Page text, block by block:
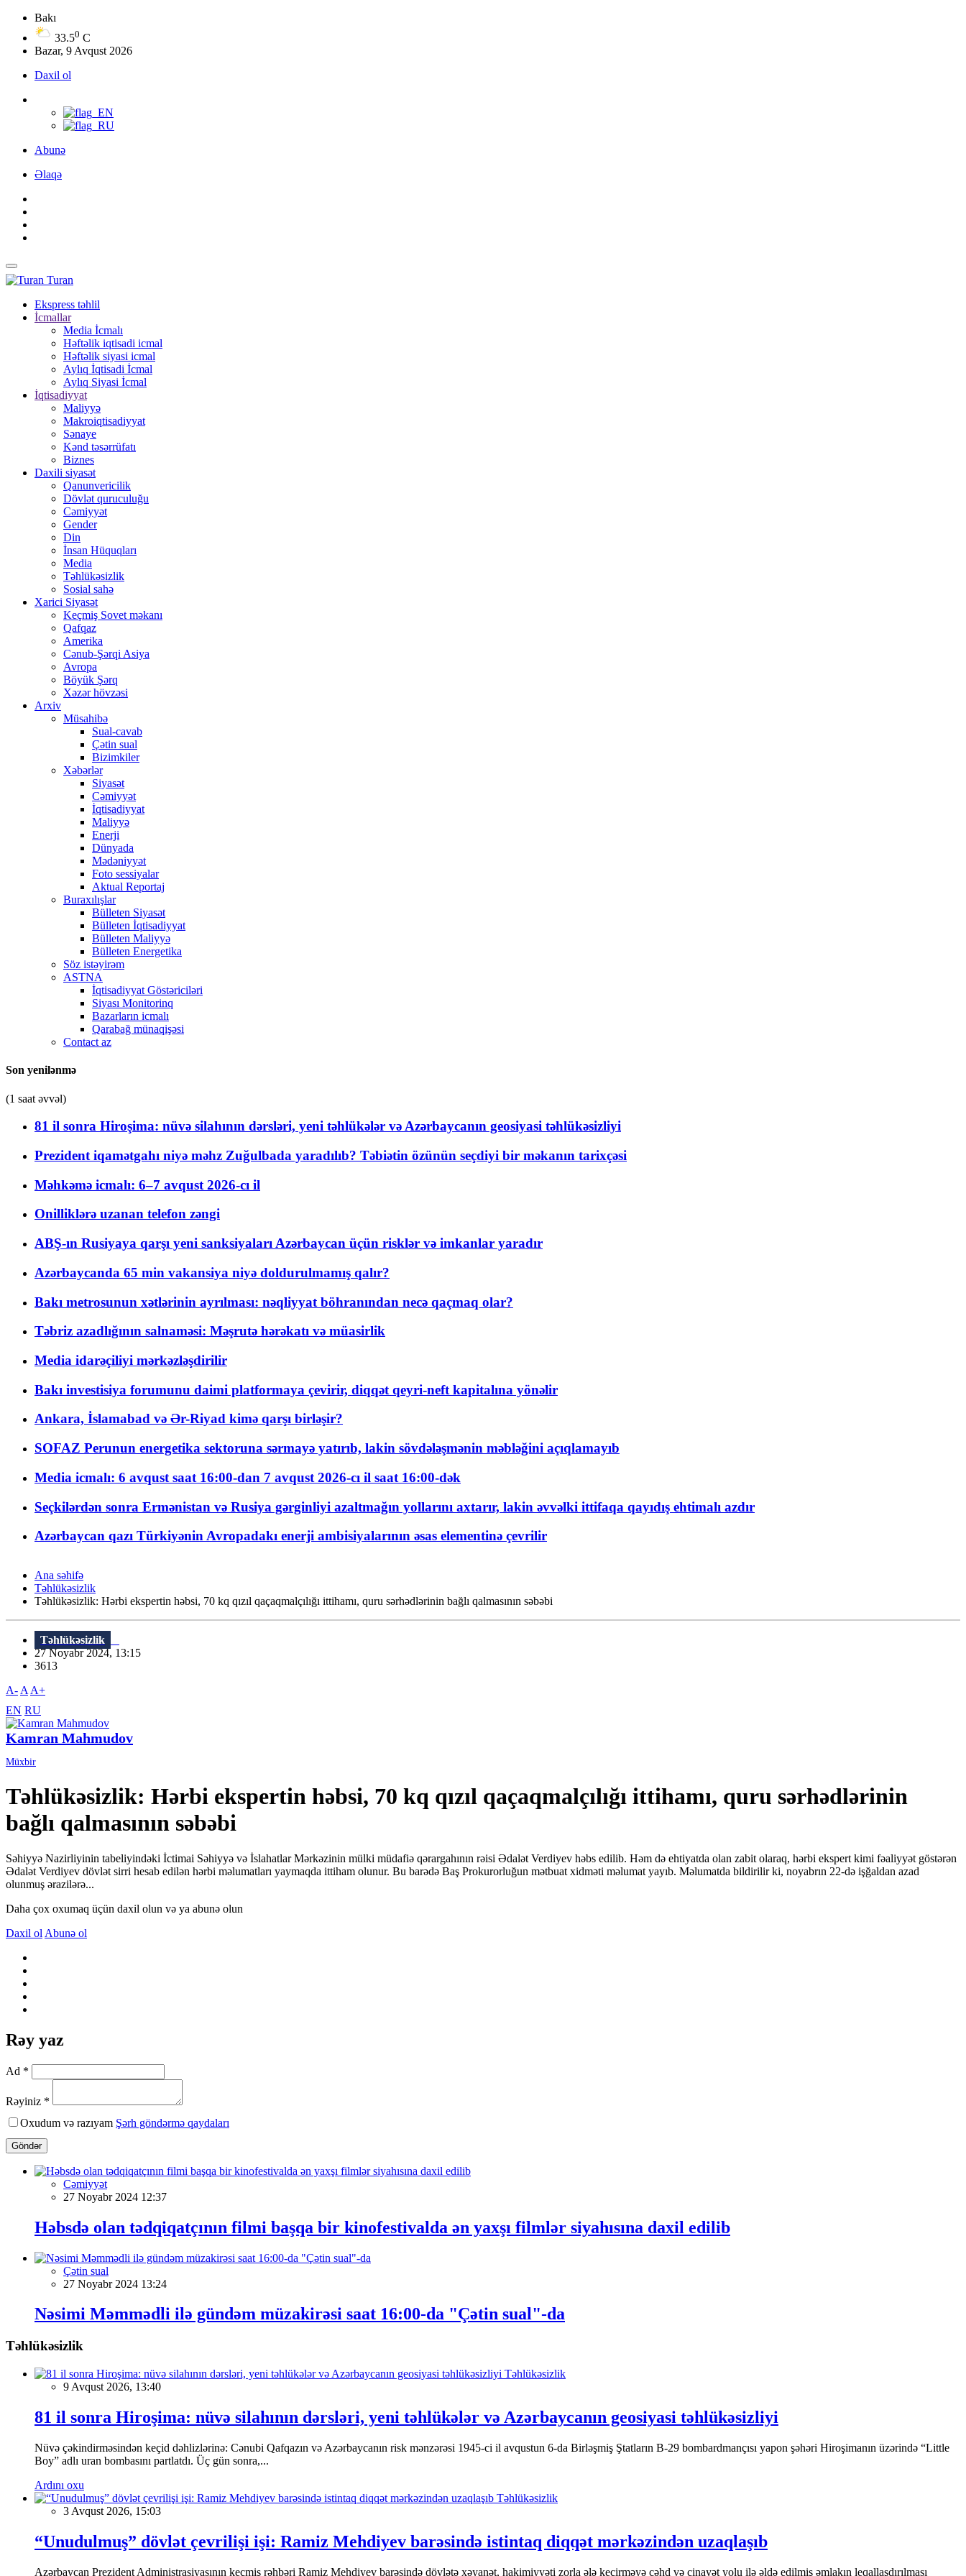
Bakı
33.50 C
Bazar, 9 Avqust 2026
Daxil ol
Abunə
Əlaqə
Turan
Ekspress təhlil
İcmallar
Media İcmalı
Həftəlik iqtisadi icmal
Həftəlik siyasi icmal
Aylıq İqtisadi İcmal
Aylıq Siyasi İcmal
İqtisadiyyat
Maliyyə
Makroiqtisadiyyat
Sənaye
Kənd təsərrüfatı
Biznes
Daxili siyasət
Qanunvericilik
Dövlət quruculuğu
Cəmiyyət
Gender
Din
İnsan Hüquqları
Media
Təhlükəsizlik
Sosial sahə
Xarici Siyasət
Keçmiş Sovet məkanı
Qafqaz
Amerika
Cənub-Şərqi Asiya
Avropa
Böyük Şərq
Xəzər hövzəsi
Arxiv
Müsahibə
Sual-cavab
Çətin sual
Bizimkiler
Xəbərlər
Siyasət
Cəmiyyət
İqtisadiyyat
Maliyyə
Enerji
Dünyada
Mədəniyyət
Foto sessiyalar
Aktual Reportaj
Buraxılışlar
Bülleten Siyasət
Bülleten İqtisadiyyat
Bülleten Maliyyə
Bülleten Energetika
Söz istəyirəm
ASTNA
İqtisadiyyat Göstəriciləri
Siyası Monitorinq
Bazarların icmalı
Qarabağ münaqişəsi
Contact az
Son yenilənmə
(1 saat əvvəl)
81 il sonra Hiroşima: nüvə silahının dərsləri, yeni təhlükələr və Azərbaycanın geosiyasi təhlükəsizliyi
Prezident iqamətgahı niyə məhz Zuğulbada yaradılıb? Təbiətin özünün seçdiyi bir məkanın tarixçəsi
Məhkəmə icmalı: 6–7 avqust 2026-cı il
Onilliklərə uzanan telefon zəngi
ABŞ-ın Rusiyaya qarşı yeni sanksiyaları Azərbaycan üçün risklər və imkanlar yaradır
Azərbaycanda 65 min vakansiya niyə doldurulmamış qalır?
Bakı metrosunun xətlərinin ayrılması: nəqliyyat böhranından necə qaçmaq olar?
Təbriz azadlığının salnaməsi: Məşrutə hərəkatı və müasirlik
Media idarəçiliyi mərkəzləşdirilir
Bakı investisiya forumunu daimi platformaya çevirir, diqqət qeyri-neft kapitalına yönəlir
Ankara, İslamabad və Ər-Riyad kimə qarşı birləşir?
SOFAZ Perunun energetika sektoruna sərmayə yatırıb, lakin sövdələşmənin məbləğini açıqlamayıb
Media icmalı: 6 avqust saat 16:00-dan 7 avqust 2026-cı il saat 16:00-dək
Seçkilərdən sonra Ermənistan və Rusiya gərginliyi azaltmağın yollarını axtarır, lakin əvvəlki ittifaqa qayıdış ehtimalı azdır
Azərbaycan qazı Türkiyənin Avropadakı enerji ambisiyalarının əsas elementinə çevrilir
Ana səhifə
Təhlükəsizlik
Təhlükəsizlik: Hərbi ekspertin həbsi, 70 kq qızıl qaçaqmalçılığı ittihamı, quru sərhədlərinin bağlı qalmasının səbəbi
Təhlükəsizlik
27 Noyabr 2024, 13:15
3613
A- A A+
EN RU
Kamran Mahmudov
Müxbir
Təhlükəsizlik: Hərbi ekspertin həbsi, 70 kq qızıl qaçaqmalçılığı ittihamı, quru sərhədlərinin
bağlı qalmasının səbəbi
Səhiyyə Nazirliyinin tabeliyindəki İctimai Səhiyyə və İslahatlar Mərkəzinin mülki müdafiə qərargahının rəisi Ədalət Verdiyev həbs edilib. Həm də ehtiyatda olan zabit olaraq, hərbi ekspert kimi fəaliyyət göstərən
Ədalət Verdiyev dövlət sirri hesab edilən hərbi məlumatları yaymaqda ittiham olunur. Bu barədə Baş Prokurorluğun mətbuat xidməti məlumat yayıb. Məlumatda bildirilir ki, noyabrın 22-də işğaldan azad
olunmuş ərazilərə...
Daha çox oxumaq üçün daxil olun və ya abunə olun
Daxil ol Abunə ol
Rəy yaz
Ad *
Rəyiniz *
Oxudum və razıyam Şərh göndərmə qaydaları
Göndər
Cəmiyyət
27 Noyabr 2024 12:37
Həbsdə olan tədqiqatçının filmi başqa bir kinofestivalda ən yaxşı filmlər siyahısına daxil edilib
Çətin sual
27 Noyabr 2024 13:24
Nəsimi Məmmədli ilə gündəm müzakirəsi saat 16:00-da "Çətin sual"-da
Təhlükəsizlik
Təhlükəsizlik
9 Avqust 2026, 13:40
81 il sonra Hiroşima: nüvə silahının dərsləri, yeni təhlükələr və Azərbaycanın geosiyasi təhlükəsizliyi
Nüvə çəkindirməsindən keçid dəhlizlərinə: Cənubi Qafqazın və Azərbaycanın risk mənzərəsi 1945-ci il avqustun 6-da Birləşmiş Ştatların B-29 bombardmançısı yapon şəhəri Hiroşimanın üzərində “Little
Boy” adlı uran bombasını partlatdı. Üç gün sonra,...
Ardını oxu
Təhlükəsizlik
3 Avqust 2026, 15:03
“Unudulmuş” dövlət çevrilişi işi: Ramiz Mehdiyev barəsində istintaq diqqət mərkəzindən uzaqlaşıb
Azərbaycan Prezident Administrasiyasının keçmiş rəhbəri Ramiz Mehdiyev barəsində dövlətə xəyanət, hakimiyyəti zorla ələ keçirməyə cəhd və cinayət yolu ilə əldə edilmiş əmlakın leqallaşdırılması